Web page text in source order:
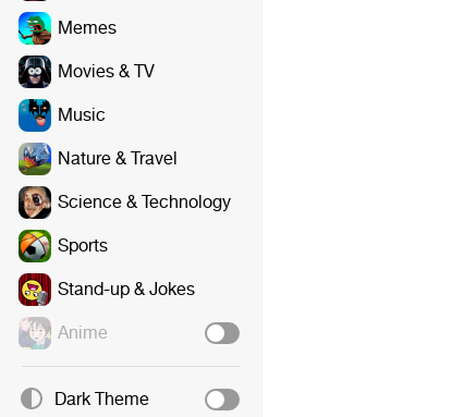
Memes
Movies & TV
Music
Nature & Travel
Science & Technology
Sports
Stand-up & Jokes
Anime
Dark Theme